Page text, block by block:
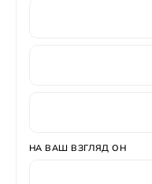
НА ВАШ ВЗГЛЯД ОН